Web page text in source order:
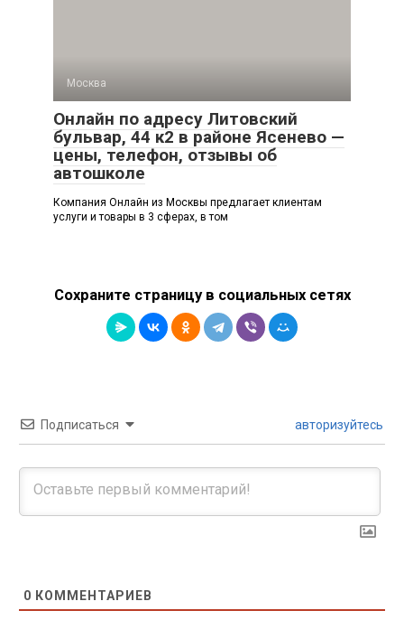
Москва
Онлайн по адресу Литовский
бульвар, 44 к2 в районе Ясенево —
цены, телефон, отзывы об
автошколе
Компания Онлайн из Москвы предлагает клиентам
услуги и товары в 3 сферах, в том
Сохраните страницу в социальных сетях
Подписаться авторизуйтесь
0 КОММЕНТАРИЕВ